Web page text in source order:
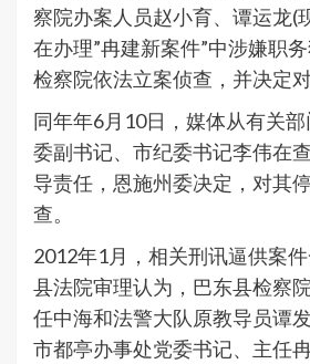
察院办案人员赵小育、谭运龙(
在办理”冉建新案件”中涉嫌职
检察院依法立案侦查，并决定
同年年6月10日，媒体从有关
委副书记、市纪委书记李伟在
导责任，恩施州委决定，对其
查。
2012年1月，相关刑讯逼供案
县法院审理认为，巴东县检察
任中海和法警大队原教导员谭
市都亭办事处党委书记、主任